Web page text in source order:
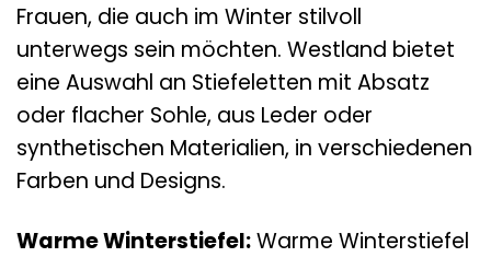
Frauen, die auch im Winter stilvoll
unterwegs sein möchten. Westland bietet
eine Auswahl an Stiefeletten mit Absatz
oder flacher Sohle, aus Leder oder
synthetischen Materialien, in verschiedenen
Farben und Designs.
Warme Winterstiefel:Warme Winterstiefel